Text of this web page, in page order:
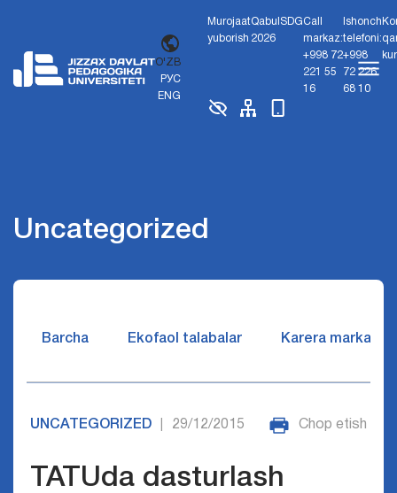
O'ZB
РУС
ENG
Murojaat
yuborish
Qabul
2026
SDGCall
markaz:
+998 72
221 55
16
Ishonch
telefoni:
+998
72 226
68 10
Uncategorized
Barcha Ekofaol talabalar Karera markazi
UNCATEGORIZED 29/12/2015 Chop etish
TATUda dasturlash